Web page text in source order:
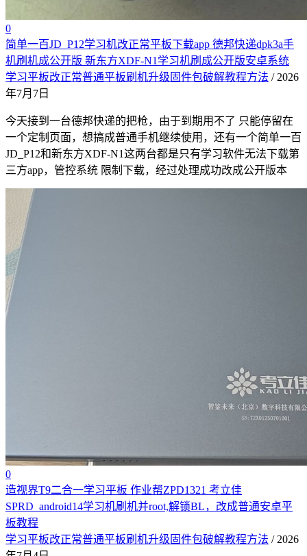
0
简单一百JD_P12学习机改正常平板下载app 德邦快递dpk3a手
机刷机成公开版 新东方XDF-N1学习机刷成公开版安卓系统
学习平板改正常普通平板刷机升级固件包破解教程方法 / 2026
年7月7日
今天接到一台德邦快递的把枪，由于到期用不了 只能停留在
一个定制页面，想搞成普通手机继续使用，还有一个简单一百
JD_P12和新东方XDF-N1这两台都是只有学习软件无法下载第
三方app，管控系统 限制下载，经过处理成功改成公开版本
0
造视界T9二合一学习平板 作业帮ZPD1321 考立佳
SPRD_android14学习机刷机并root,解锁BL，改成普通安卓平
板教程
学习平板改正常普通平板刷机升级固件包破解教程方法 / 2026